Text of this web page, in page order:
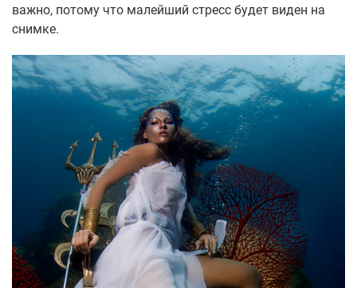
важно, потому что малейший стресс будет виден на
снимке.